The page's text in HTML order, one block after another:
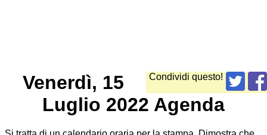
Condividi questo!
Venerdì, 15
Luglio 2022 Agenda